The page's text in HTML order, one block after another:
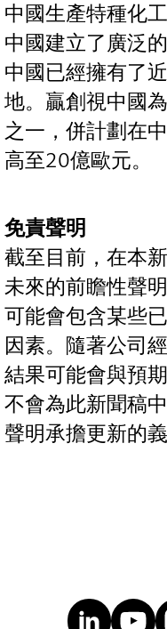
中國生產特種化
中國建立了廣泛
中國已經擁有了
地。贏創視中國
之一，併計劃在
高至20億歐元。
免責聲明
截至目前，在本
未來的前瞻性聲
可能會包含某些
因素。隨著公司
結果可能會與預
不會為此新聞稿
聲明承擔更新的義